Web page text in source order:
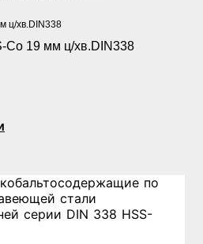
ц/хв.DIN338
по
стали
серии DIN 338 HSS-